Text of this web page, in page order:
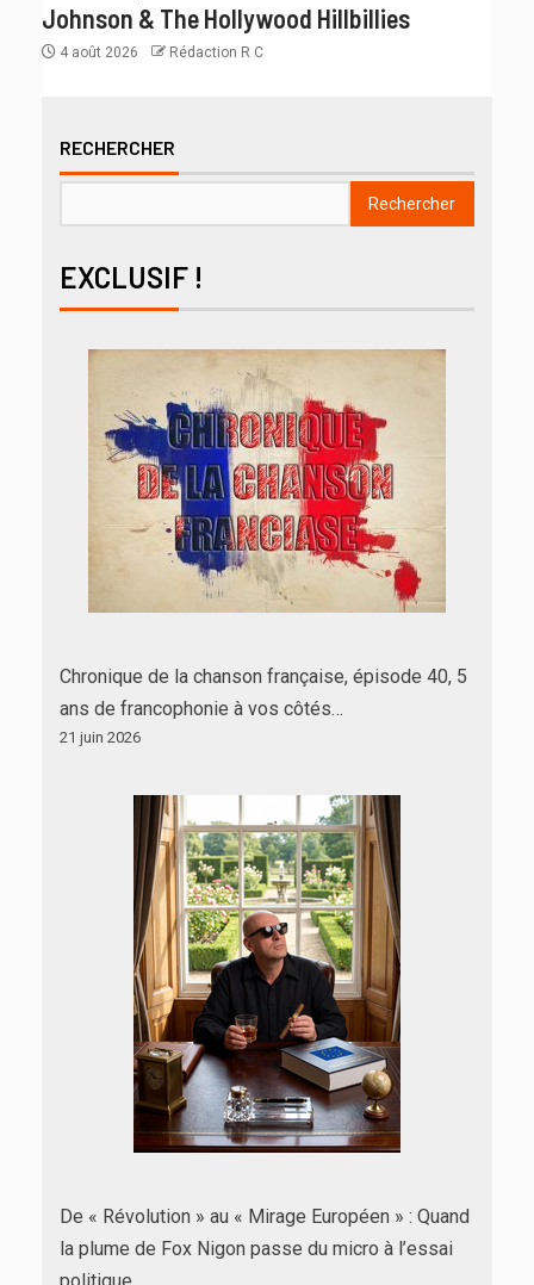
Johnson & The Hollywood Hillbillies
4 août 2026 Rédaction R C
RECHERCHER
Rechercher
EXCLUSIF !
Chronique de la chanson française, épisode 40, 5
ans de francophonie à vos côtés…
21 juin 2026
De « Révolution » au « Mirage Européen » : Quand
la plume de Fox Nigon passe du micro à l’essai